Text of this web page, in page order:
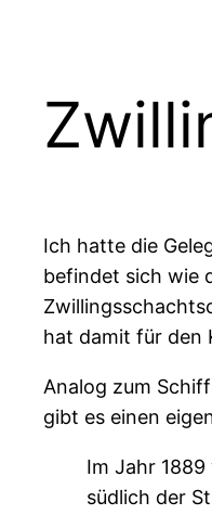
Ich hatte die
befindet sich wie
hat damit für den
Analog zum
gibt es einen
Im Jahr
südlich der